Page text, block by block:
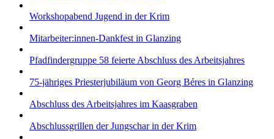
Workshopabend Jugend in der Krim
Mitarbeiter:innen-Dankfest in Glanzing
Pfadfindergruppe 58 feierte Abschluss des Arbeitsjahres
75-jähriges Priesterjubiläum von Georg Béres in Glanzing
Abschluss des Arbeitsjahres im Kaasgraben
Abschlussgrillen der Jungschar in der Krim